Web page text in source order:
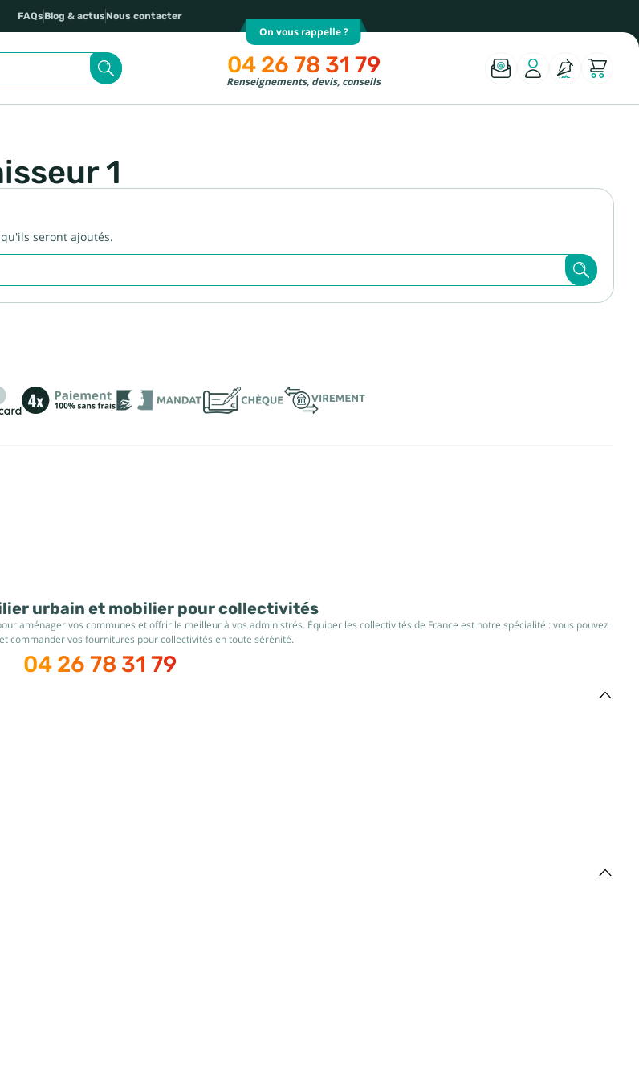
FAQsBlog & actusNous contacter
On vous rappelle ?
04 26 78 31 79
Renseignements, devis, conseils
1
seront ajoutés.
urbain et mobilier pour collectivités
aménager vos communes et offrir le meilleur à vos administrés. Équiper les collectivités de France est notre spécialité : vous pouvez
commander vos fournitures pour collectivités en toute sérénité.
04 26 78 31 79